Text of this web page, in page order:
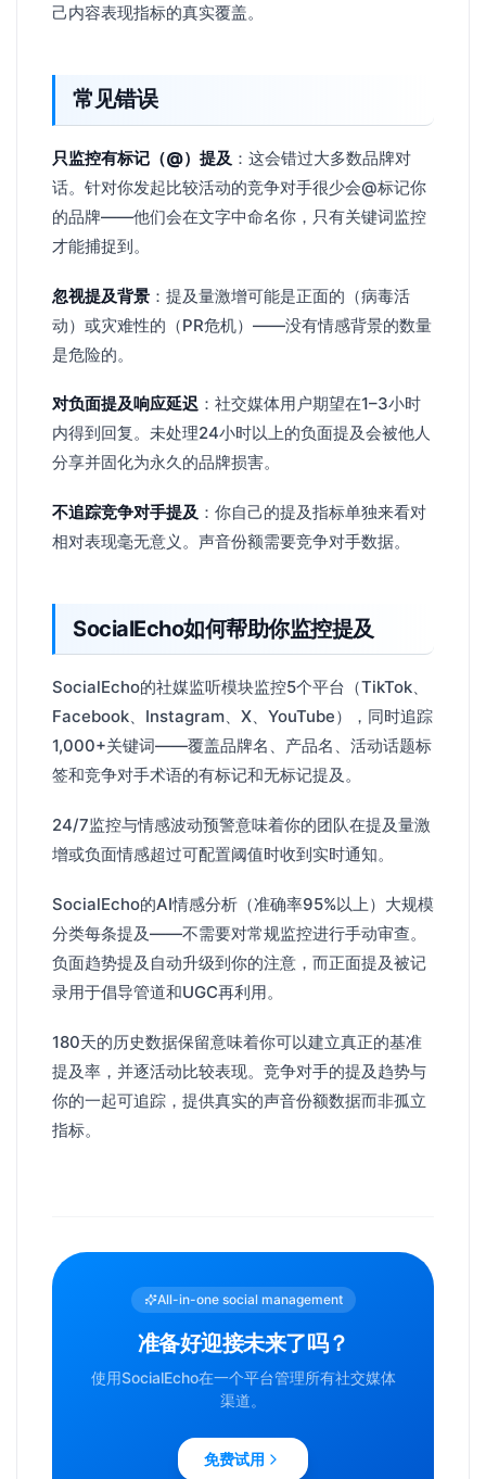
己内容表现指标的真实覆盖。
常见错误
只监控有标记（@）提及 ：这会错过大多数品牌对
话。针对你发起比较活动的竞争对手很少会@标记你
的品牌——他们会在文字中命名你，只有关键词监控
才能捕捉到。
忽视提及背景 ：提及量激增可能是正面的（病毒活
动）或灾难性的（PR危机）——没有情感背景的数量
是危险的。
对负面提及响应延迟 ：社交媒体用户期望在1–3小时
内得到回复。未处理24小时以上的负面提及会被他人
分享并固化为永久的品牌损害。
不追踪竞争对手提及 ：你自己的提及指标单独来看对
相对表现毫无意义。声音份额需要竞争对手数据。
SocialEcho如何帮助你监控提及
SocialEcho的社媒监听模块监控5个平台（TikTok、
Facebook、Instagram、X、YouTube），同时追踪
1,000+关键词——覆盖品牌名、产品名、活动话题标
签和竞争对手术语的有标记和无标记提及。
24/7监控与情感波动预警意味着你的团队在提及量激
增或负面情感超过可配置阈值时收到实时通知。
SocialEcho的AI情感分析（准确率95%以上）大规模
分类每条提及——不需要对常规监控进行手动审查。
负面趋势提及自动升级到你的注意，而正面提及被记
录用于倡导管道和UGC再利用。
180天的历史数据保留意味着你可以建立真正的基准
提及率，并逐活动比较表现。竞争对手的提及趋势与
你的一起可追踪，提供真实的声音份额数据而非孤立
指标。
All-in-one social management
准备好迎接未来了吗？
使用SocialEcho在一个平台管理所有社交媒体
渠道。
免费试用